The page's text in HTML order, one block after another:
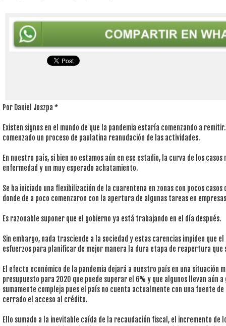
Por Daniel Joszpa *
Existen signos en el mundo de que la pandemia estaría comenzando a
comenzado un proceso de paulatina reanudación de las actividades.
En nuestro país, si bien no estamos aún en ese estadio, la curva de los
enfermedad y un muy esperado achatamiento.
Se ha iniciado una flexibilización de la cuarentena en zonas con pocos
donde de a poco comenzaron con la apertura de algunas tareas en
Es razonable suponer que el gobierno ya está trabajando en el día después.
Sin embargo, nada trasciende a la sociedad y estas carencias impiden que
esfuerzos para planificar de mejor manera la dura etapa de reapertura que
El efecto económico de la pandemia dejará a nuestro país en una situación
presupuesto para 2020 que puede superar el 6% y que algunos llevan aún
sumamente compleja pues el país no cuenta actualmente con una fuente
cerrado el acceso al crédito.
Ello sumado a la inevitable caída de la recaudación fiscal, el incremento de